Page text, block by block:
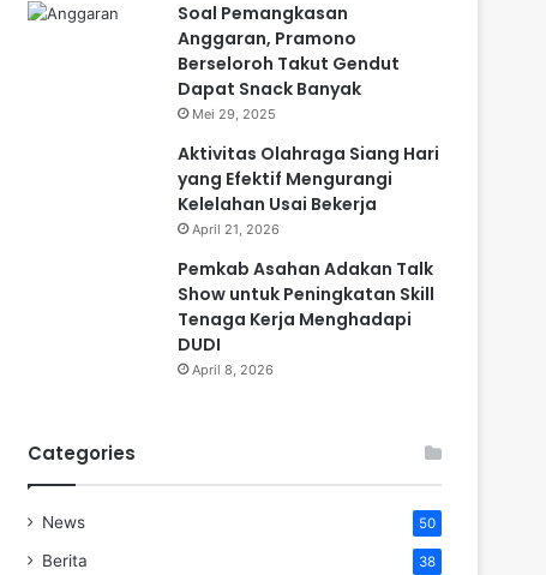
Soal Pemangkasan
Anggaran, Pramono
Berseloroh Takut Gendut
Dapat Snack Banyak
Mei 29, 2025
Aktivitas Olahraga Siang Hari
yang Efektif Mengurangi
Kelelahan Usai Bekerja
April 21, 2026
Pemkab Asahan Adakan Talk
Show untuk Peningkatan Skill
Tenaga Kerja Menghadapi
DUDI
April 8, 2026
Categories
News 50
Berita 38